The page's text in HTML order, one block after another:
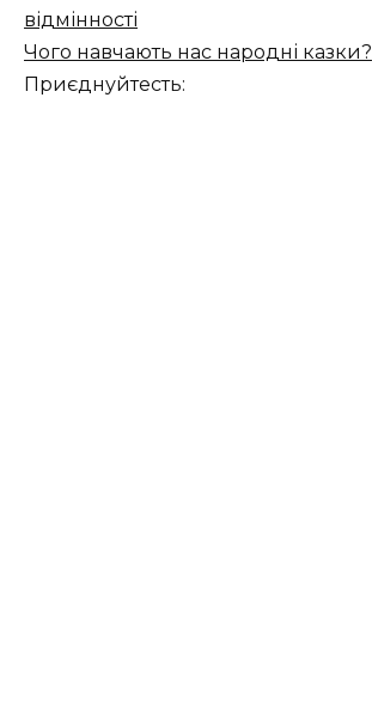
відмінності
Чого навчають нас народні казки?
Приєднуйтесть: